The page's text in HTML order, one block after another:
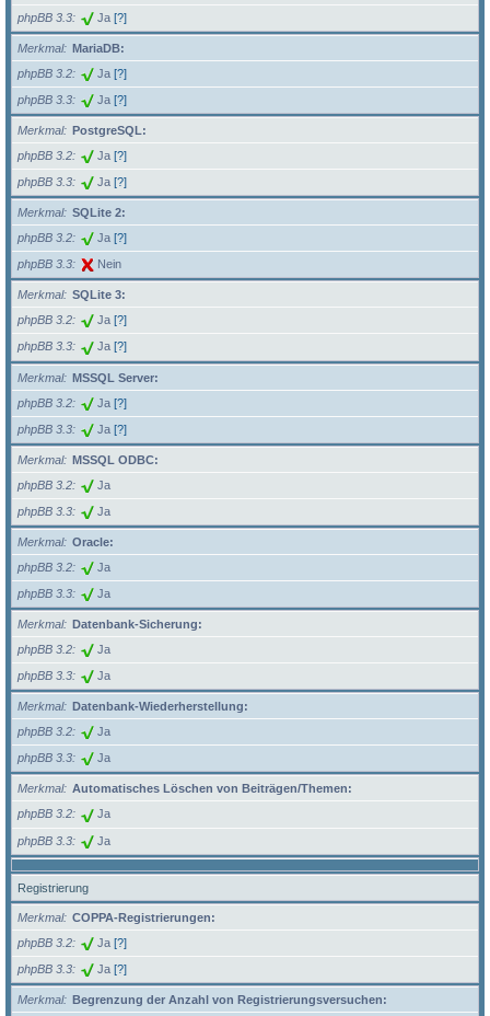
phpBB 3.3 Ja [?]
Merkmal
MariaDB:
phpBB 3.2
Ja [?]
phpBB 3.3 Ja [?]
Merkmal
PostgreSQL:
phpBB 3.2
Ja [?]
phpBB 3.3 Ja [?]
Merkmal
SQLite 2:
phpBB 3.2
Ja [?]
phpBB 3.3 Nein
Merkmal
SQLite 3:
phpBB 3.2
Ja [?]
phpBB 3.3 Ja [?]
Merkmal
MSSQL Server:
phpBB 3.2
Ja [?]
phpBB 3.3 Ja [?]
Merkmal
MSSQL ODBC:
phpBB 3.2
Ja
phpBB 3.3 Ja
Merkmal
Oracle:
phpBB 3.2
Ja
phpBB 3.3 Ja
Merkmal
Datenbank-Sicherung:
phpBB 3.2
Ja
phpBB 3.3 Ja
Merkmal
Datenbank-Wiederherstellung:
phpBB 3.2
Ja
phpBB 3.3 Ja
Merkmal
Automatisches Löschen von Beiträgen/Themen:
phpBB 3.2
Ja
phpBB 3.3 Ja
Registrierung
Merkmal
COPPA-Registrierungen:
phpBB 3.2
Ja [?]
phpBB 3.3 Ja [?]
Merkmal
Begrenzung der Anzahl von Registrierungsversuchen: